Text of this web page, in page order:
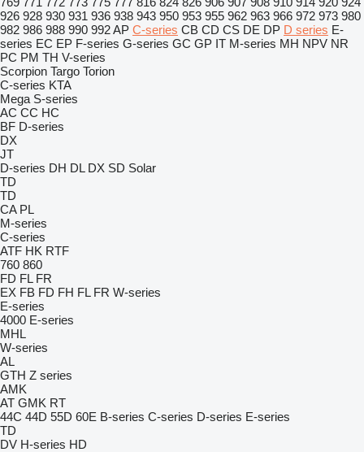
926 928 930 931 936 938 943 950 953 955 962 963 966 972 973 980
982 986 988 990 992AP C-series CB CD CS DE DP D series E-
series EC EP F-series G-series GC GP IT M-series MH NPV NR
PC PM TH V-series
Scorpion Targo Torion
C-series KTA
Mega S-series
AC CC HC
BF D-series
DX
JT
D-series DH DL DX SD Solar
TD
TD
CA PL
M-series
C-series
ATF HK RTF
760 860
FD FL FR
EX FB FD FH FL FR W-series
E-series
4000 E-series
MHL
W-series
AL
GTH Z series
AMK
AT GMK RT
44C 44D 55D 60E B-series C-series D-series E-series
TD
DV H-series HD